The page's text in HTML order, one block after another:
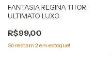
FANTASIA REGINA THOR
ULTIMATO LUXO
R$99,00
Só restam 2em estoque!